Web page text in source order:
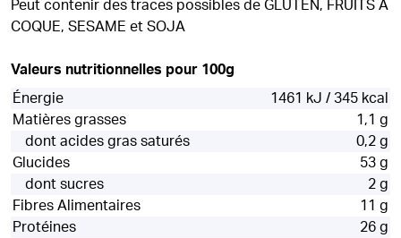
Peut contenir des traces possibles de GLUTEN, FRUITS A
COQUE, SESAME et SOJA
Valeurs nutritionnelles pour 100g
Énergie
1461 kJ / 345 kcal
Matières grasses
1,1 g
dont acides gras saturés
0,2 g
Glucides
53 g
dont sucres
2 g
Fibres Alimentaires
11 g
Protéines
26 g